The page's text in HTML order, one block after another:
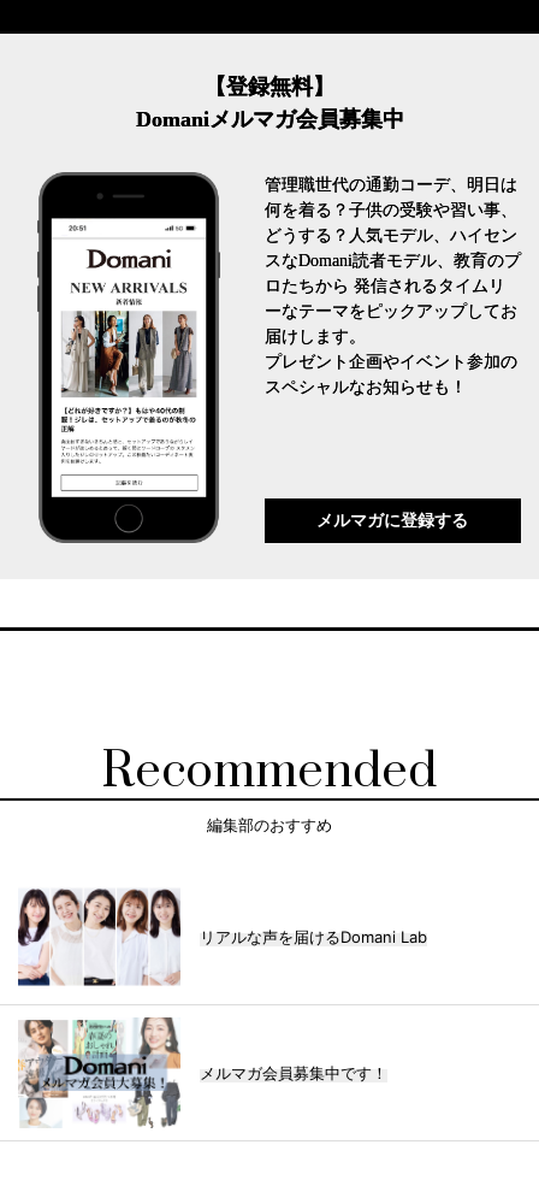
【登録無料】
Domaniメルマガ会員募集中
管理職世代の通勤コーデ、明日は
何を着る？子供の受験や習い事、
どうする？人気モデル、ハイセン
スなDomani読者モデル、教育のプ
ロたちから 発信されるタイムリ
ーなテーマをピックアップしてお
届けします。
プレゼント企画やイベント参加の
スペシャルなお知らせも！
メルマガに登録する
Recommended
編集部のおすすめ
リアルな声を届けるDomani Lab
メルマガ会員募集中です！